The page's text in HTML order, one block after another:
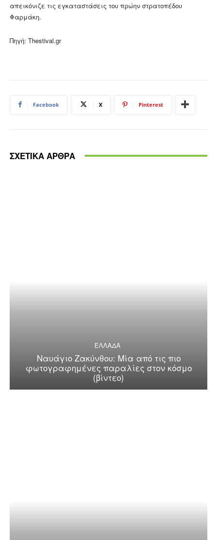
απεικόνιζε τις εγκαταστάσεις του πρώην στρατοπέδου
Φαρμάκη.
Πηγή: Thestival.gr
Facebook X Pinterest
ΣΧΕΤΙΚΑ ΑΡΘΡΑ
ΕΛΛΑΔΑ
Ναυάγιο Ζακύνθου: Μία από τις πιο
φωτογραφημένες παραλίες στον κόσμο
(βίντεο)